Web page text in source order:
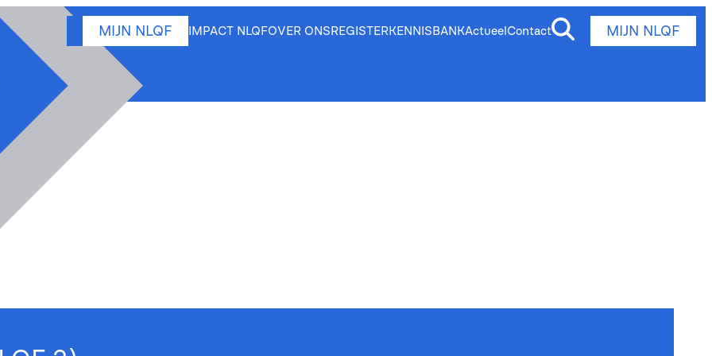
MIJN NLQF IMPACT NLQFOVER ONSREGISTERKENNISBANKActueelContact MIJN NLQF